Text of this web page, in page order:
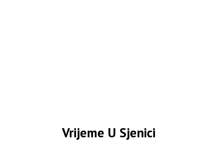
Vrijeme U Sjenici